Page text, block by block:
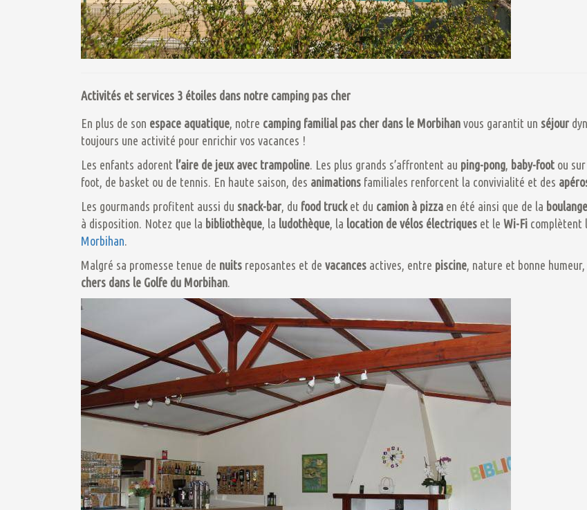
Activités et services 3 étoiles dans notre camping pas cher
En plus de son espace aquatique, notre camping familial pas cher dans le Morbihan vous garantit un séjour
toujours une activité pour enrichir vos vacances !
Les enfants adorent l’aire de jeux avec trampoline. Les plus grands s’affrontent au ping-pong, baby-foot ou
foot, de basket ou de tennis. En haute saison, des animations familiales renforcent la convivialité et des
Les gourmands profitent aussi du snack-bar, du food trucket du camion à pizza en été ainsi que de la
à disposition. Notez que la bibliothèque, la ludothèque, la location de vélos électriques et le Wi-Fi complètent
Morbihan.
Malgré sa promesse tenue de nuits reposantes et de vacances actives, entre piscine, nature et bonne
chers dans le Golfe du Morbihan.